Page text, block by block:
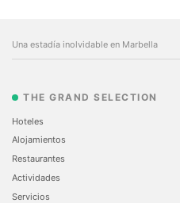
Una estadía inolvidable en Marbella
THE GRAND SELECTION
Hoteles
Alojamientos
Restaurantes
Actividades
Servicios